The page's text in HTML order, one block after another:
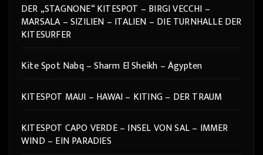
DER „STAGNONE“ KITESPOT – BIRGI VECCHI –
MARSALA – SIZILIEN – ITALIEN – DIE TURNHALLE DER
KITESURFER
Kite Spot Nabq – Sharm El Sheikh – Ägypten
KITESPOT MAUI – HAWAI – KITING – DER TRAUM
KITESPOT CAPO VERDE – INSEL VON SAL – IMMER
WIND – EIN PARADIES